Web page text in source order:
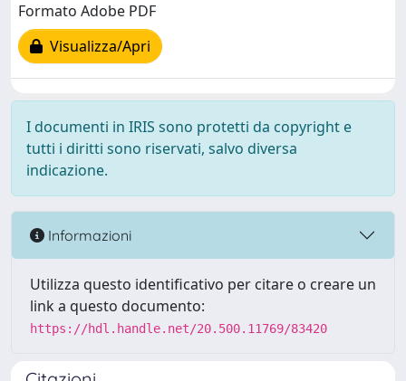
Formato Adobe PDF
Visualizza/Apri
I documenti in IRIS sono protetti da copyright e
tutti i diritti sono riservati, salvo diversa
indicazione.
Informazioni
Utilizza questo identificativo per citare o creare un
link a questo documento:
https://hdl.handle.net/20.500.11769/83420